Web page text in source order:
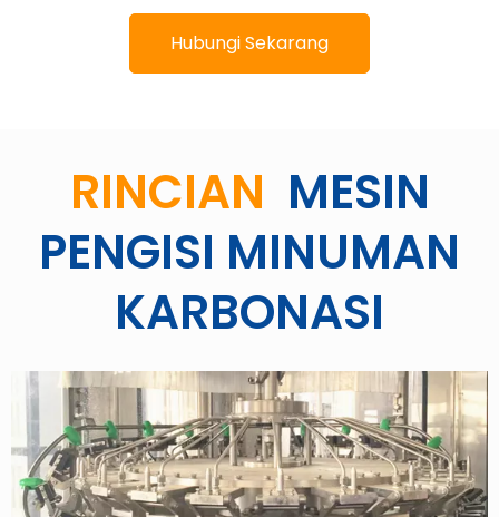
Hubungi Sekarang
RINCIAN MESIN
PENGISI MINUMAN
KARBONASI